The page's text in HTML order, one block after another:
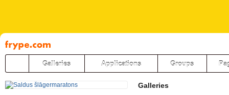
Pāriet
uz
saturu
Galleries Applications Groups
Galleries